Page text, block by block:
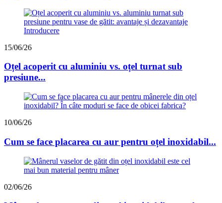
15/06/26
Oțel acoperit cu aluminiu vs. oțel turnat sub
presiune...
10/06/26
Cum se face placarea cu aur pentru oțel inoxidabil...
02/06/26